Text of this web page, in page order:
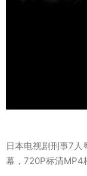
日本电视剧刑事7
幕，720P标清MP4